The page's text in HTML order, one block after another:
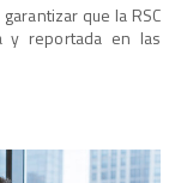
que la RSC
y reportada en las